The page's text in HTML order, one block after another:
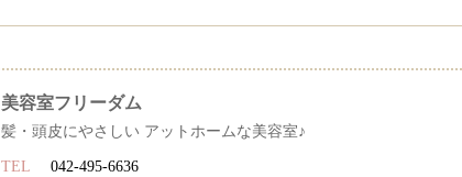
美容室フリーダム
髪・頭皮にやさしい アットホームな美容室♪
TEL
042-495-6636